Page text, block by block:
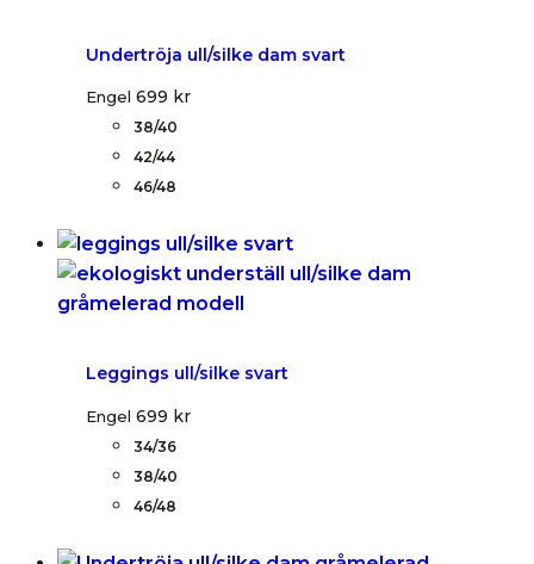
Undertröja ull/silke dam svart
Engel 699 kr
38/40
42/44
46/48
Leggings ull/silke svart
Engel 699 kr
34/36
38/40
46/48